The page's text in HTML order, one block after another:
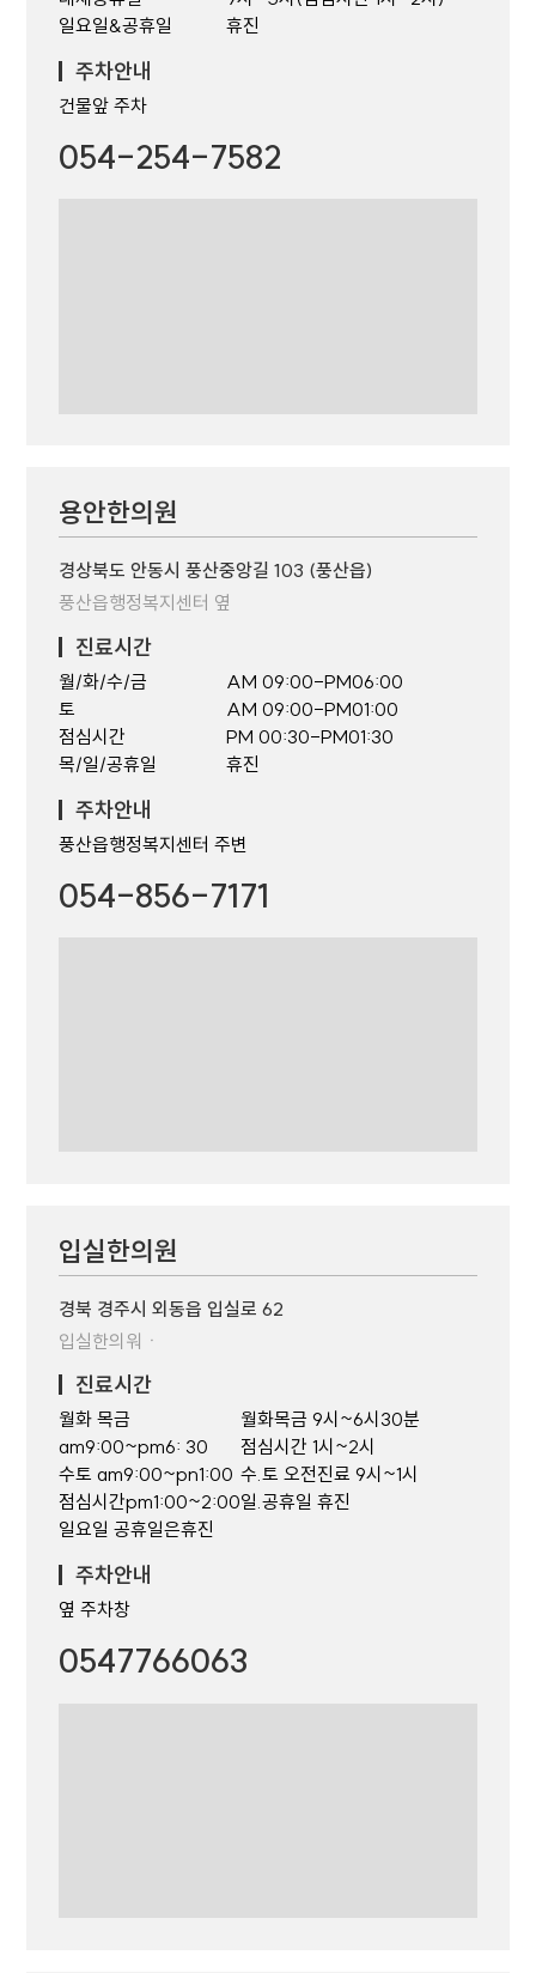
일요일&공휴일
휴진
주차안내
건물앞 주차
054-254-7582
용안한의원
경상북도 안동시 풍산중앙길 103 (풍산읍)
풍산읍행정복지센터 옆
진료시간
월/화/수/금
토
점심시간
목/일/공휴일
AM 09:00-PM06:00
AM 09:00-PM01:00
PM 00:30-PM01:30
휴진
주차안내
풍산읍행정복지센터 주변
054-856-7171
입실한의원
경북 경주시 외동읍 입실로 62
입실한의워ㆍ
진료시간
월화 목금
am9:00~pm6: 30
수토 am9:00~pn1:00
점심시간pm1:00~2:00
일요일 공휴일은휴진
월화목금 9시~6시30분
점심시간 1시~2시
수.토 오전진료 9시~1시
일.공휴일 휴진
주차안내
옆 주차창
0547766063